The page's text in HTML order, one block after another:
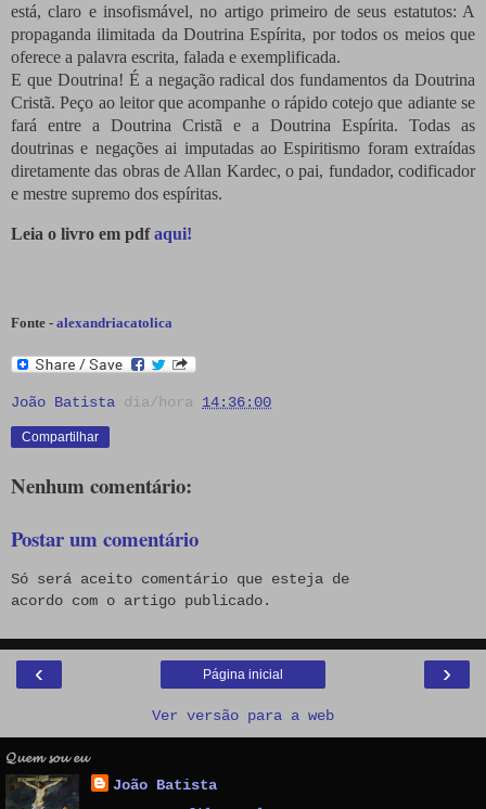
está, claro e insofismável, no artigo primeiro de seus estatutos: A
propaganda ilimitada da Doutrina Espírita, por todos os meios que
oferece a palavra escrita, falada e exemplificada.
E que Doutrina! É a negação radical dos fundamentos da Doutrina
Cristã. Peço ao leitor que acompanhe o rápido cotejo que adiante se
fará entre a Doutrina Cristã e a Doutrina Espírita. Todas as
doutrinas e negações ai imputadas ao Espiritismo foram extraídas
diretamente das obras de Allan Kardec, o pai, fundador, codificador
e mestre supremo dos espíritas.
Leia o livro em pdfaqui!
Fonte - alexandriacatolica
João Batista dia/hora 14:36:00
Compartilhar
Nenhum comentário:
Postar um comentário
Só será aceito comentário que esteja de
acordo com o artigo publicado.
‹ ›
Página inicial
Ver versão para a web
𝓠𝓾𝓮𝓶 𝓼𝓸𝓾 𝓮𝓾
João Batista